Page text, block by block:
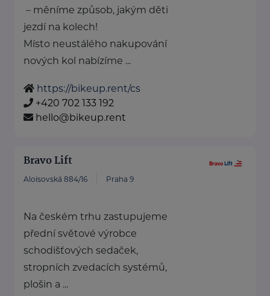
– měníme způsob, jakým děti
jezdí na kolech!
Místo neustálého nakupování
nových kol nabízíme ...
https://bikeup.rent/cs
+420 702 133 192
hello@bikeup.rent
Bravo Lift
Aloisovská 884/16 Praha 9
Na českém trhu zastupujeme
přední světové výrobce
schodišťových sedaček,
stropních zvedacích systémů,
plošin a ...